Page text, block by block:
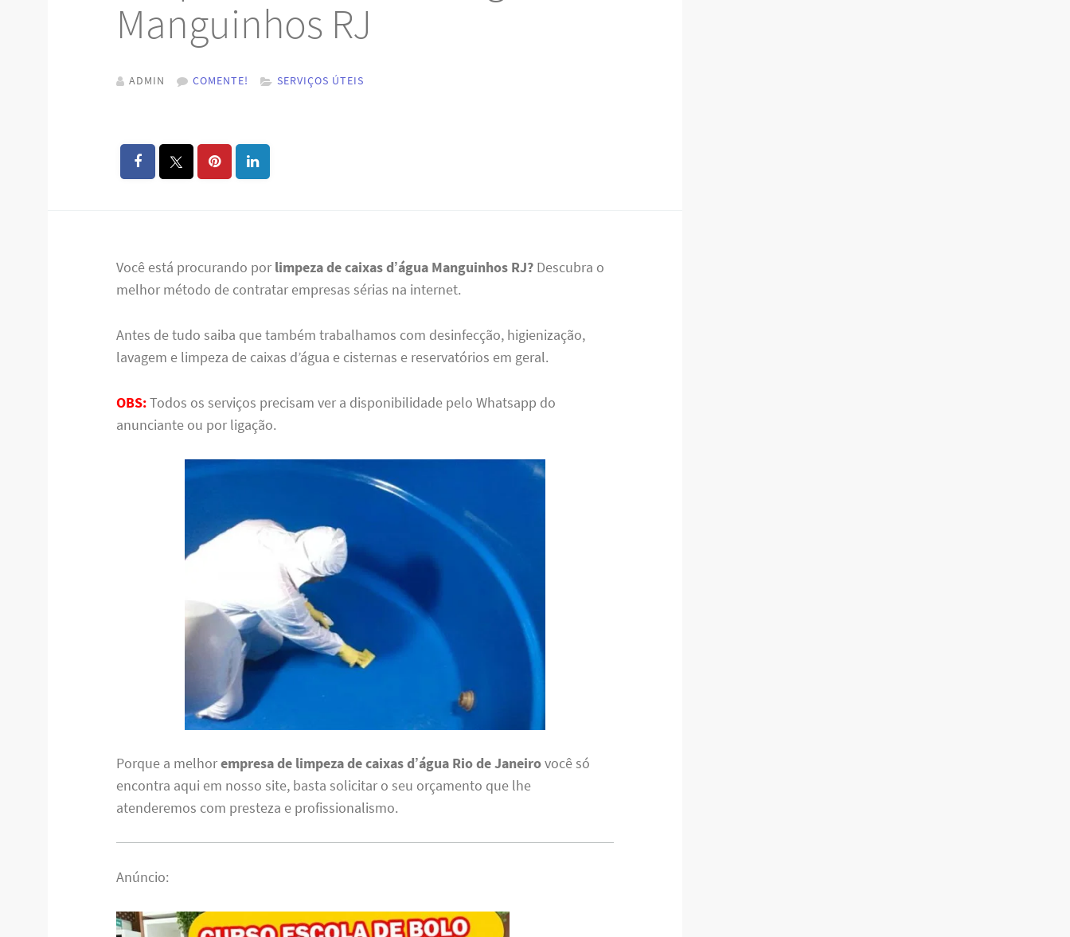
Manguinhos RJ
ADMIN COMENTE! SERVIÇOS ÚTEIS
Você está procurando por limpeza de caixas d’água Manguinhos RJ? Descubra o
melhor método de contratar empresas sérias na internet.
Antes de tudo saiba que também trabalhamos com desinfecção, higienização,
lavagem e limpeza de caixas d’água e cisternas e reservatórios em geral.
OBS:Todos os serviços precisam ver a disponibilidade pelo Whatsapp do
anunciante ou por ligação.
Porque a melhorempresa de limpeza de caixas d’água Rio de Janeirovocê só
encontra aqui em nosso site, basta solicitar o seu orçamento que lhe
atenderemos com presteza e profissionalismo.
Anúncio: